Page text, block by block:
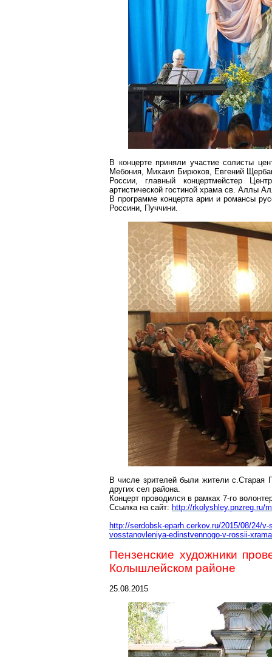
В концерте приняли участие солисты
Мебония, Михаил Бирюков, Евгений
России, главный концертмейстер
артистической гостиной храма св. Аллы
В программе концерта арии и романсы
Россини, Пуччини.
В числе зрителей были жители с.Старая
других сел района.
Концерт проводился в рамках 7-го
Ссылка на сайт: http://rkolyshley.pnzreg.ru/
http://serdobsk-eparh.cerkov.ru/2015/08/24/
vosstanovleniya-edinstvennogo-v-rossii-
Пензенские художники
Колышлейском районе
25.08.2015